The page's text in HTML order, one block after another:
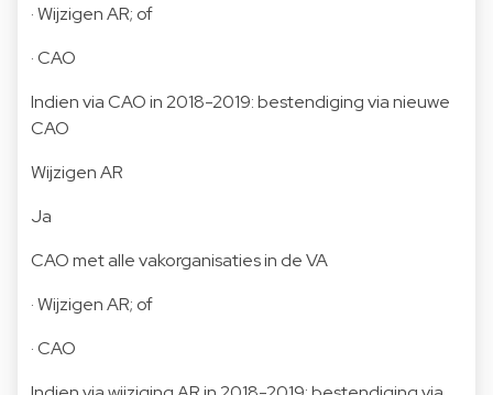
· Wijzigen AR; of
· CAO
Indien via CAO in 2018-2019: bestendiging via nieuwe
CAO
Wijzigen AR
Ja
CAO met alle vakorganisaties in de VA
· Wijzigen AR; of
· CAO